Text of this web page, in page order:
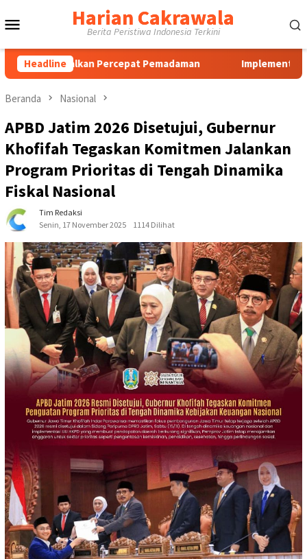
ke
Harian Cakrawala
Berita Peristiwa Indonesia Terkini
Headline
Percepat Pemadaman Implementasi Aplikasi
Beranda Nasional
APBD Jatim 2026 Disetujui, Gubernur
Khofifah Tegaskan Komitmen Jalankan
Program Prioritas di Tengah Dinamika
Fiskal Nasional
Tim Redaksi
Senin, 17 November 2025
1114 Dilihat